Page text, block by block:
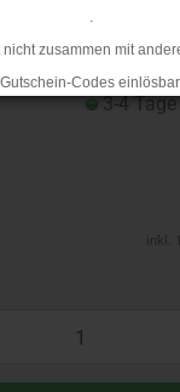
.
nicht zusammen mit
Gutschein-Codes
.
es jedoch zu längeren
3-4 Tage